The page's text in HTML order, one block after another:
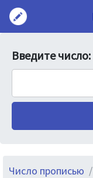
Введите число:
Число прописью